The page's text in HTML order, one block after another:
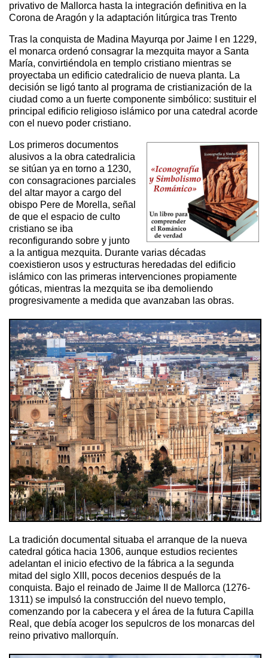
privativo de Mallorca hasta la integración definitiva en la
Corona de Aragón y la adaptación litúrgica tras Trento
Tras la conquista de Madina Mayurqa por Jaime I en 1229,
el monarca ordenó consagrar la mezquita mayor a Santa
María, convirtiéndola en templo cristiano mientras se
proyectaba un edificio catedralicio de nueva planta. La
decisión se ligó tanto al programa de cristianización de la
ciudad como a un fuerte componente simbólico: sustituir el
principal edificio religioso islámico por una catedral acorde
con el nuevo poder cristiano.
Los primeros documentos
alusivos a la obra catedralicia
se sitúan ya en torno a 1230,
con consagraciones parciales
del altar mayor a cargo del
obispo Pere de Morella, señal
de que el espacio de culto
cristiano se iba
reconfigurando sobre y junto
a la antigua mezquita. Durante varias décadas
coexistieron usos y estructuras heredadas del edificio
islámico con las primeras intervenciones propiamente
góticas, mientras la mezquita se iba demoliendo
progresivamente a medida que avanzaban las obras.
La tradición documental situaba el arranque de la nueva
catedral gótica hacia 1306, aunque estudios recientes
adelantan el inicio efectivo de la fábrica a la segunda
mitad del siglo XIII, pocos decenios después de la
conquista. Bajo el reinado de Jaime II de Mallorca (1276-
1311) se impulsó la construcción del nuevo templo,
comenzando por la cabecera y el área de la futura Capilla
Real, que debía acoger los sepulcros de los monarcas del
reino privativo mallorquín.